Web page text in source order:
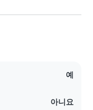
예
아니요